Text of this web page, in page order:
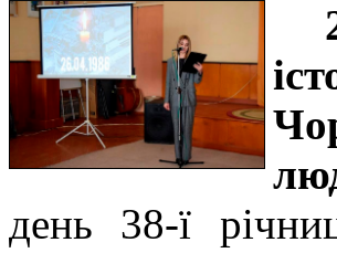
день 38-ї